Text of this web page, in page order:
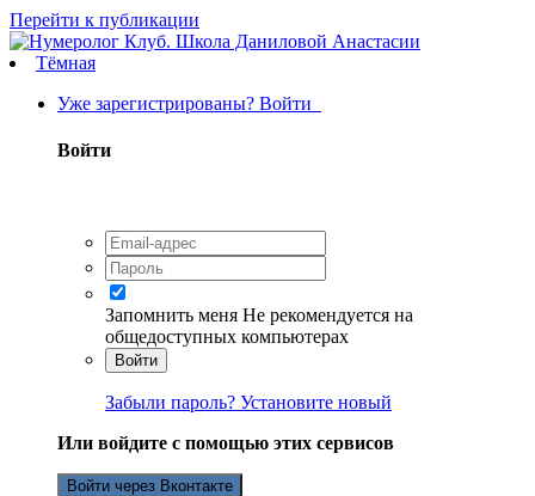
Перейти к публикации
Тёмная
Уже зарегистрированы? Войти
Войти
Запомнить меня Не рекомендуется на
общедоступных компьютерах
Войти
Забыли пароль? Установите новый
Или войдите с помощью этих сервисов
Войти через Вконтакте